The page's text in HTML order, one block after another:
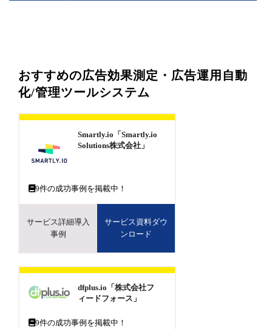
おすすめの広告効果測定・広告運用自動
化/管理ツールシステム
Smartly.io「Smartly.io
Solutions株式会社」
9件の成功事例を掲載中！
サービス詳細導入
事例
サービス資料ダウ
ンロード
dfplus.io「株式会社フ
ィードフォース」
9件の成功事例を掲載中！